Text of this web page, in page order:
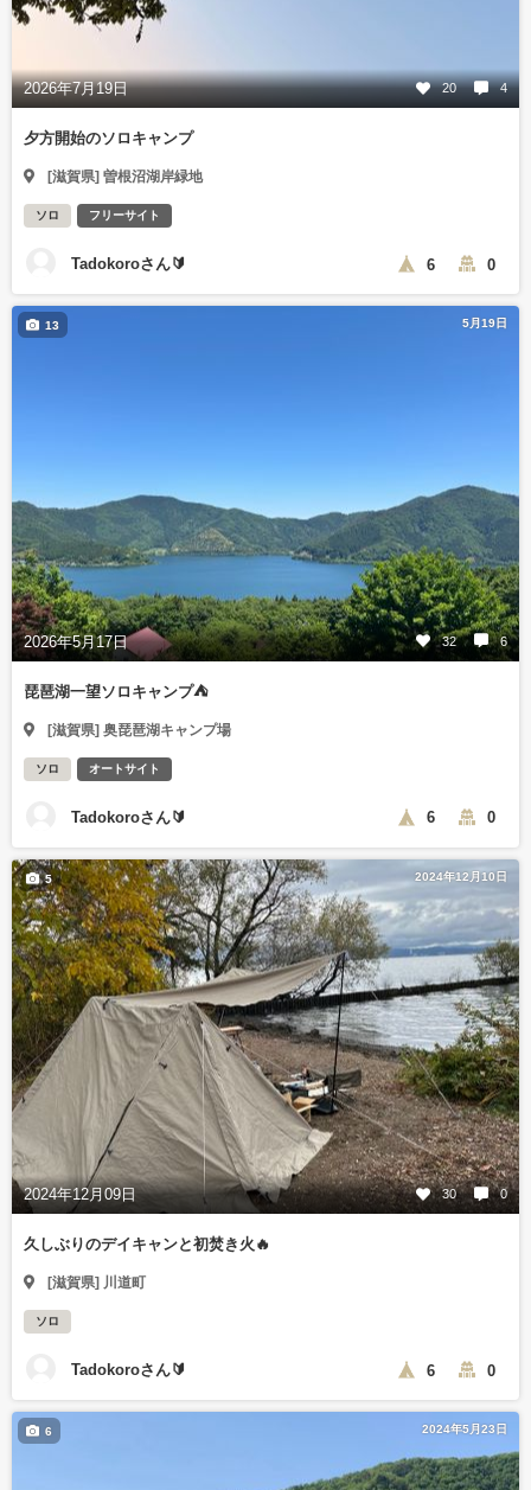
2026年7月19日 20 4
夕方開始のソロキャンプ
[滋賀県] 曽根沼湖岸緑地
ソロ フリーサイト
Tadokoroさん🔰 6 0
5月19日
2026年5月17日 32 6
13
琵琶湖一望ソロキャンプ⛺️
[滋賀県] 奥琵琶湖キャンプ場
ソロ オートサイト
Tadokoroさん🔰 6 0
2024年12月10日
2024年12月09日 30 0
5
久しぶりのデイキャンと初焚き火🔥
[滋賀県] 川道町
ソロ
Tadokoroさん🔰 6 0
2024年5月23日
6